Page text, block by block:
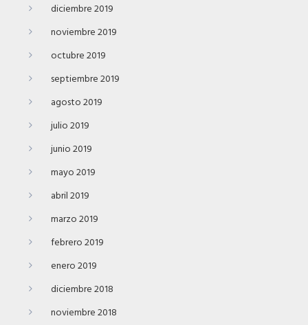
diciembre 2019
noviembre 2019
octubre 2019
septiembre 2019
agosto 2019
julio 2019
junio 2019
mayo 2019
abril 2019
marzo 2019
febrero 2019
enero 2019
diciembre 2018
noviembre 2018